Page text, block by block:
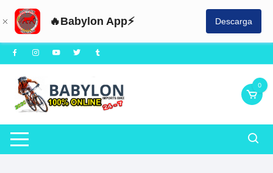
🔥Babylon App⚡ Descarga
Saltar
al
contenido
0